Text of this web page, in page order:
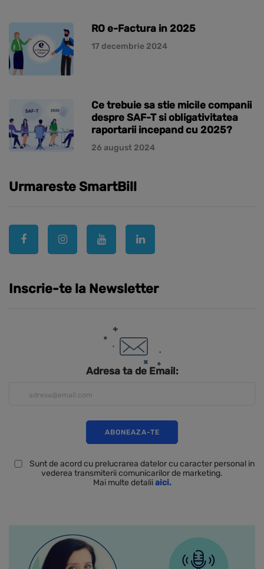
RO e-Factura in 2025
17 decembrie 2024
Ce trebuie sa stie micile companii
despre SAF-T si obligativitatea
raportarii incepand cu 2025?
26 august 2024
Urmareste SmartBill
Inscrie-te la Newsletter
Adresa ta de Email:
Sunt de acord cu prelucrarea datelor cu caracter personal in
vederea transmiterii comunicarilor de marketing.
Mai multe detaliiaici.